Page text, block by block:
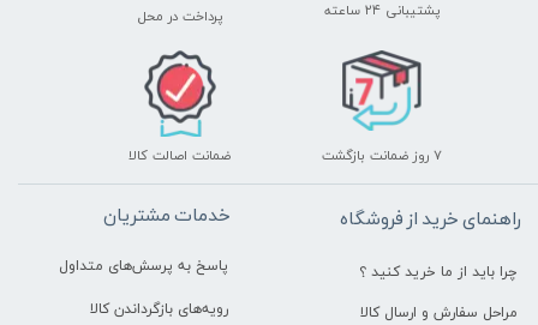
پشتیبانی ۲۴ ساعته پرداخت در محل
۷ روز ضمانت بازگشت ضمانت اصالت کالا
راهنمای خرید از فروشگاه
چرا باید از ما خرید کنید ؟
مراحل سفارش و ارسال کالا
خدمات مشتریان
پاسخ به پرسش‌های متداول
رویه‌های بازگرداندن کالا